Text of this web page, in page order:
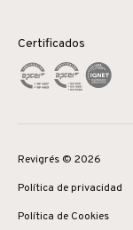
Certificados
Revigrés © 2026
Política de privacidad
Política de Cookies